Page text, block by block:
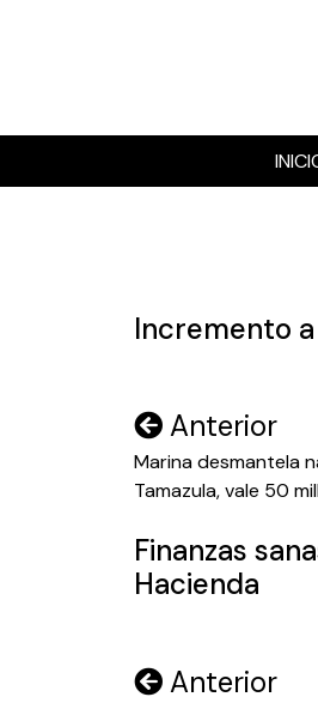
Incremento
Navegación
de
entradas
Anterior
Marina desmantela
Tamazula, vale 50
Finanzas
Hacienda
Navegación
Anterior